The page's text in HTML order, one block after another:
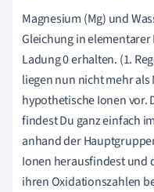
Magnesium (Mg) und
Gleichung in
Ladung 0 erhalten. (1.
liegen nun nicht mehr
hypothetische Ionen vor.
findest Du ganz einfach im
anhand der
Ionen herausfindest und
ihren Oxidationszahlen